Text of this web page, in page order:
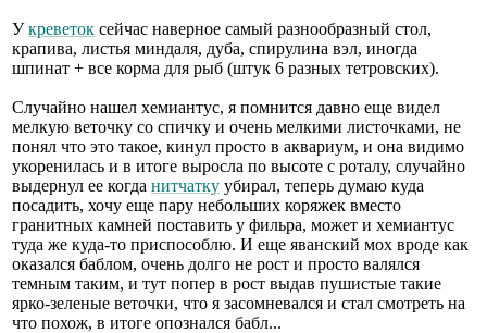
Укреветок сейчас наверное самый разнообразный стол,
крапива, листья миндаля, дуба, спирулина вэл, иногда
шпинат + все корма для рыб (штук 6 разных тетровских).
Случайно нашел хемиантус, я помнится давно еще видел
мелкую веточку со спичку и очень мелкими листочками, не
понял что это такое, кинул просто в аквариум, и она видимо
укоренилась и в итоге выросла по высоте с роталу, случайно
выдернул ее когда нитчатку убирал, теперь думаю куда
посадить, хочу еще пару небольших коряжек вместо
гранитных камней поставить у фильра, может и хемиантус
туда же куда-то приспособлю. И еще яванский мох вроде как
оказался баблом, очень долго не рост и просто валялся
темным таким, и тут попер в рост выдав пушистые такие
ярко-зеленые веточки, что я засомневался и стал смотреть на
что похож, в итоге опознался бабл...